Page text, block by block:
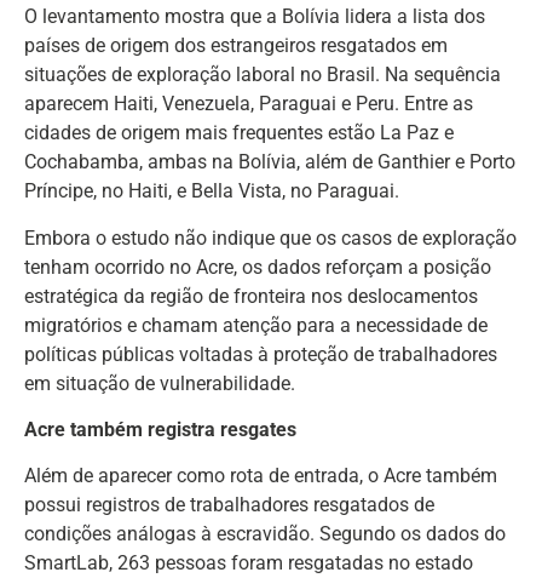
O levantamento mostra que a Bolívia lidera a lista dos
países de origem dos estrangeiros resgatados em
situações de exploração laboral no Brasil. Na sequência
aparecem Haiti, Venezuela, Paraguai e Peru. Entre as
cidades de origem mais frequentes estão La Paz e
Cochabamba, ambas na Bolívia, além de Ganthier e Porto
Príncipe, no Haiti, e Bella Vista, no Paraguai.
Embora o estudo não indique que os casos de exploração
tenham ocorrido no Acre, os dados reforçam a posição
estratégica da região de fronteira nos deslocamentos
migratórios e chamam atenção para a necessidade de
políticas públicas voltadas à proteção de trabalhadores
em situação de vulnerabilidade.
Acre também registra resgates
Além de aparecer como rota de entrada, o Acre também
possui registros de trabalhadores resgatados de
condições análogas à escravidão. Segundo os dados do
SmartLab, 263 pessoas foram resgatadas no estado